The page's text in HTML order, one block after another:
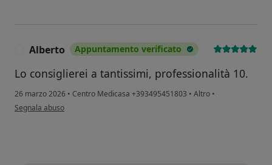
Alberto Appuntamento verificato
Lo consiglierei a tantissimi, professionalità 10.
26 marzo 2026 • Centro Medicasa +393495451803 • Altro •
secondo l'opinione dell'utente Alberto
Segnala abuso